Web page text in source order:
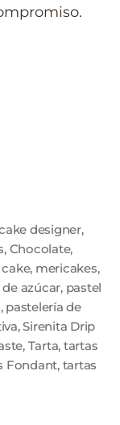
designer,
, Chocolate,
, mericakes,
de azúcar, pastel
, pastelería de
,Sirenita Drip
, Tarta, tartas
Fondant, tartas